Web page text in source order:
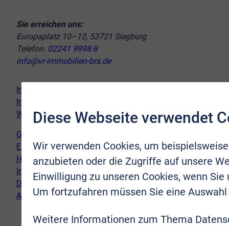
Sie erreichen uns:
Europaplatz 10–12, 53721 Siegburg
Telefon: 02241 9998-8
info@vr-immobilien-brs.de
Immobilie verkaufen
Immobilie kaufen
Wir vor Ort
Genderhinweis
Erklärung zur Barrierefreiheit
Hinweispflicht Newsletter
Impressum
Datenschutz
AGB
Diese Webseite verwendet
Wir verwenden Cookies, um
anzubieten oder die Zugriffe auf unsere
Einwilligung zu unseren Cookies, wenn
Um fortzufahren müssen Sie eine
Weitere Informationen zum Thema